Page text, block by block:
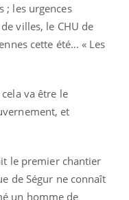
; les urgences
villes, le CHU de
cette été… « Les
va être le
et
le premier chantier
de Ségur ne connaît
un homme de